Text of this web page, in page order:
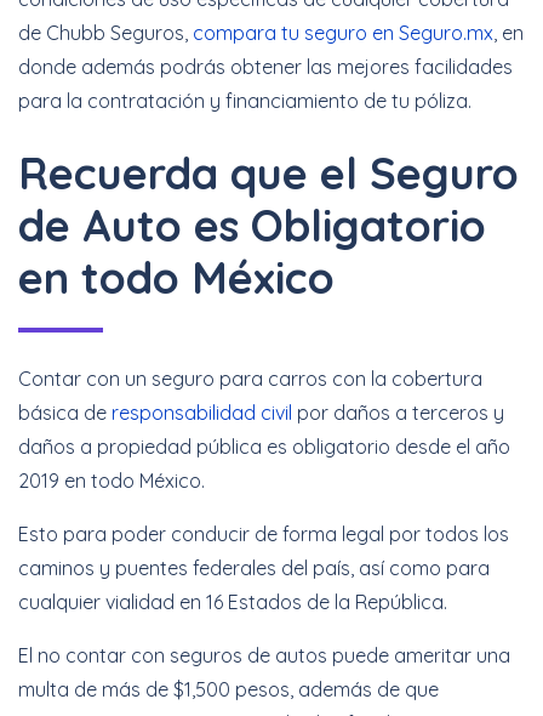
de Chubb Seguros, compara tu seguro en Seguro.mx , en
donde además podrás obtener las mejores facilidades
para la contratación y financiamiento de tu póliza.
Recuerda que el Seguro
de Auto es Obligatorio
en todo México
Contar con un seguro para carros con la cobertura
básica de responsabilidad civil por daños a terceros y
daños a propiedad pública es obligatorio desde el año
2019 en todo México.
Esto para poder conducir de forma legal por todos los
caminos y puentes federales del país, así como para
cualquier vialidad en 16 Estados de la República.
El no contar con seguros de autos puede ameritar una
multa de más de $1,500 pesos, además de que